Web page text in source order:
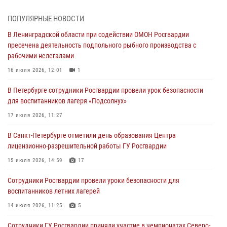
06 августа 2026, 13:39 1
В Центральном районе росгвардейцы оперативно задержали
хулигана, стрелявшего из пускового устройства рядом с жилыми
домами
06 августа 2026, 11:36
Сотрудники и военнослужащие Росгвардии обеспечили
правопорядок при проведении матча "Зенит" - "Балтика"
06 августа 2026, 07:30
В Выборгском районе наряд Росгвардии обнаружил
разыскиваемый преступный автотранспорт
05 августа 2026, 12:25 2
Петербургские росгвардейцы обнаружили объявленный в розыск
автомобиль, ранее использовавшийся при совершении кражи в
Ленобласти
ПОПУЛЯРНЫЕ НОВОСТИ
В Ленинградской области при содействии ОМОН Росгвардии
пресечена деятельность подпольного рыбного производства с
рабочими-нелегалами
16 июля 2026, 12:01 1
В Петербурге сотрудники Росгвардии провели урок безопасности
для воспитанников лагеря «Подсолнух»
17 июля 2026, 11:27
В Санкт-Петербурге отметили день образования Центра
лицензионно-разрешительной работы ГУ Росгвардии
15 июля 2026, 14:59 17
Сотрудники Росгвардии провели уроки безопасности для
воспитанников летних лагерей
14 июля 2026, 11:25 5
Сотрудники ГУ Росгвардии приняли участие в чемпионатах Северо-